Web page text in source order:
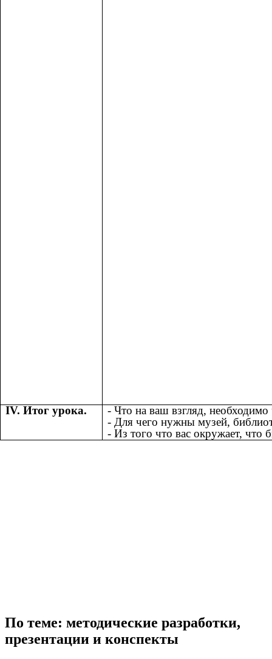
ΙV. Итог урока.
- Что на ваш взгляд, необходимо
- Для чего нужны музей,
- Из того что вас окружает, что
По теме: методические разработки,
презентации и конспекты